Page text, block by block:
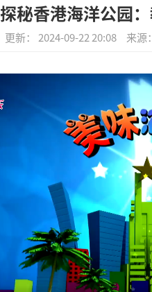
探秘香港海洋公园
更新： 2024-09-22 20:08 来源